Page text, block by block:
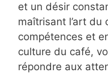
et un désir
maîtrisant l’art du
compétences et
culture du café,
répondre aux